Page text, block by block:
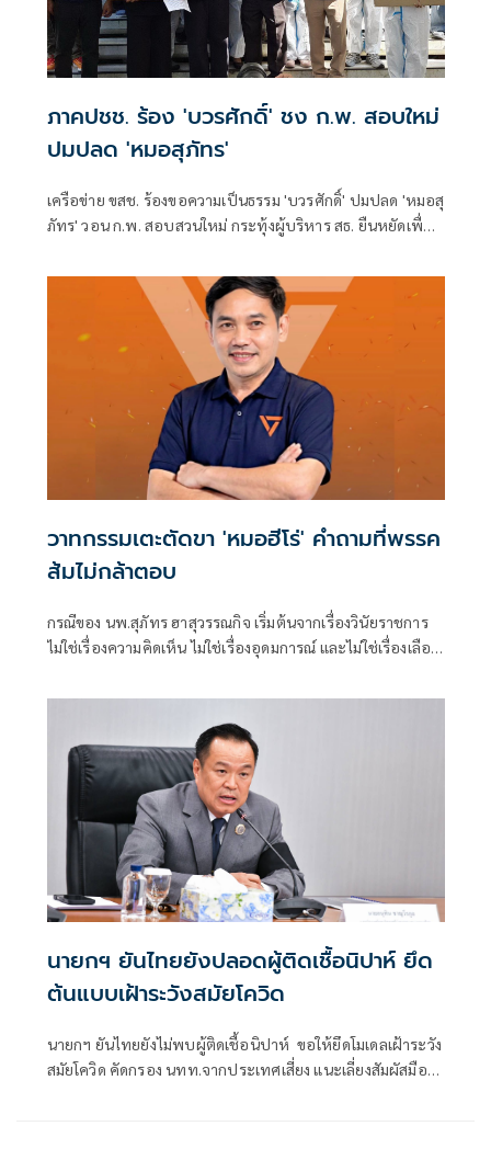
ภาคปชช. ร้อง 'บวรศักดิ์' ชง ก.พ. สอบใหม่
ปมปลด 'หมอสุภัทร'
เครือข่าย ขสช. ร้องขอความเป็นธรรม 'บวรศักดิ์' ปมปลด 'หมอสุ
ภัทร' วอน ก.พ. สอบสวนใหม่ กระทุ้งผู้บริหาร สธ. ยืนหยัดเพื่อ
วาทกรรมเตะตัดขา 'หมอฮีโร่' คำถามที่พรรค
ส้มไม่กล้าตอบ
กรณีของ นพ.สุภัทร ฮาสุวรรณกิจ เริ่มต้นจากเรื่องวินัยราชการ
ไม่ใช่เรื่องความคิดเห็น ไม่ใช่เรื่องอุดมการณ์ และไม่ใช่เรื่องเลือก
นายกฯ ยันไทยยังปลอดผู้ติดเชื้อนิปาห์ ยึด
ต้นแบบเฝ้าระวังสมัยโควิด
นายกฯ ยันไทยยังไม่พบผู้ติดเชื้อนิปาห์ ขอให้ยึดโมเดลเฝ้าระวัง
สมัยโควิด คัดกรอง นทท.จากประเทศเสี่ยง แนะเลี่ยงสัมผัสมือ